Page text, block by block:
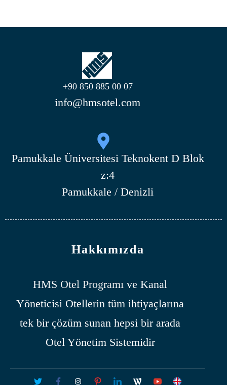
+90 850 885 00 07
info@hmsotel.com
Pamukkale Üniversitesi Teknokent D Blok
z:4
Pamukkale / Denizli
Hakkımızda
HMS Otel Programı ve Kanal
Yöneticisi Otellerin tüm ihtiyaçlarına
tek bir çözüm sunan hepsi bir arada
Otel Yönetim Sistemidir